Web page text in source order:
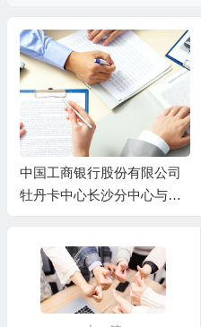
中国工商银行股份有限公司
牡丹卡中心长沙分中心与谷